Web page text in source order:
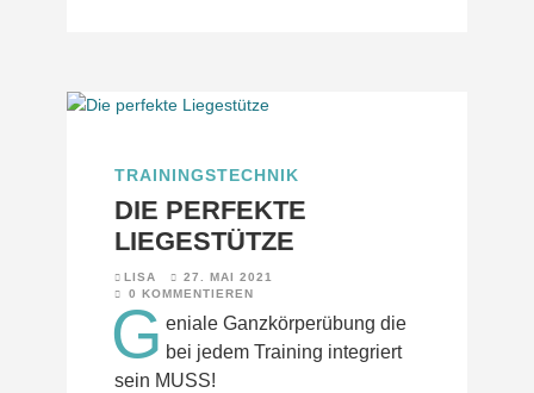
TRAININGSTECHNIK
DIE PERFEKTE
LIEGESTÜTZE
LISA
27. MAI 2021
0 KOMMENTIEREN
G eniale Ganzkörperübung die
bei jedem Training integriert
sein MUSS!